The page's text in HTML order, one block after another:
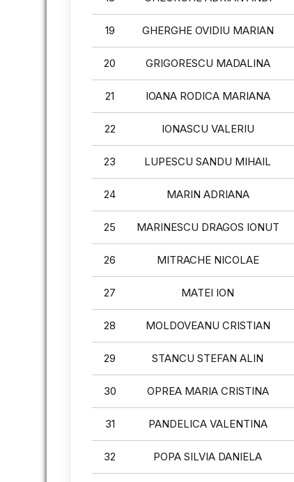
19 GHERGHE OVIDIU MARIAN
20 GRIGORESCU MADALINA
21 IOANA RODICA MARIANA
22 IONASCU VALERIU
23 LUPESCU SANDU MIHAIL
24 MARIN ADRIANA
25 MARINESCU DRAGOS IONUT
26 MITRACHE NICOLAE
27 MATEI ION
28 MOLDOVEANU CRISTIAN
29 STANCU STEFAN ALIN
30 OPREA MARIA CRISTINA
31 PANDELICA VALENTINA
32 POPA SILVIA DANIELA